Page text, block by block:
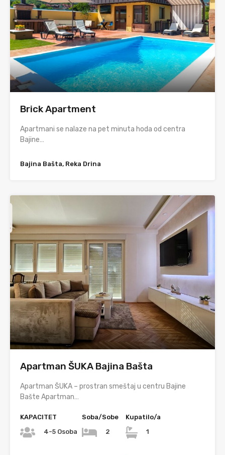
Brick Apartment
Apartmani se nalaze na pet minuta hoda od centra
Bajine…
Bajina Bašta, Reka Drina
Apartman ŠUKA Bajina Bašta
Apartman ŠUKA – prostran smeštaj u centru Bajine
Bašte Apartman…
KAPACITET
4-5 Osoba
Soba/Sobe
2
Kupatilo/a
1